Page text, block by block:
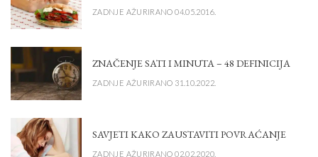
ZADNJE AŽURIRANO 04.05.2016.
ZNAČENJE SATI I MINUTA – 48 DEFINICIJA
ZADNJE AŽURIRANO 31.10.2022.
SAVJETI KAKO ZAUSTAVITI POVRAĆANJE
ZADNJE AŽURIRANO 02.02.2020.